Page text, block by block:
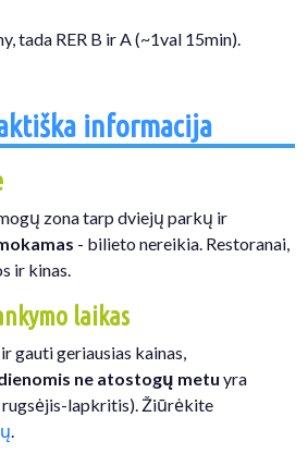
tada RER B ir A (~1val 15min).
informacija
zona tarp dviejų parkų ir
- bilieto nereikia. Restoranai,
ir kinas.
laikas
gauti geriausias kainas,
ne atostogų metu yra
rugsėjis-lapkritis). Žiūrėkite